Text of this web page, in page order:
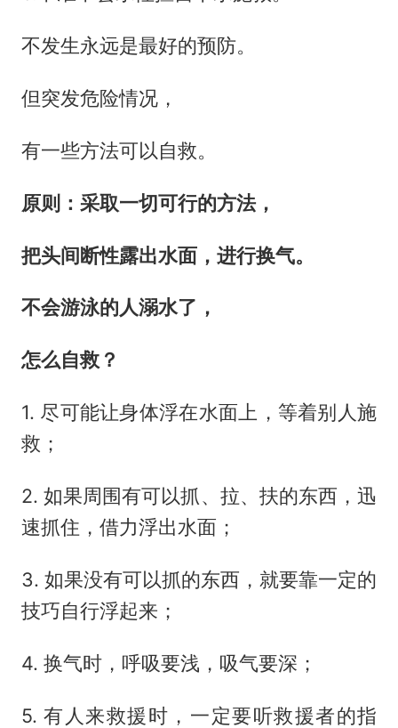
不发生永远是最好的预防。
但突发危险情况，
有一些方法可以自救。
原则：采取一切可行的方法，
把头间断性露出水面，进行换气。
不会游泳的人溺水了，
怎么自救？
1. 尽可能让身体浮在水面上，等着别人施
救；
2. 如果周围有可以抓、拉、扶的东西，迅
速抓住，借力浮出水面；
3. 如果没有可以抓的东西，就要靠一定的
技巧自行浮起来；
4. 换气时，呼吸要浅，吸气要深；
5. 有人来救援时，一定要听救援者的指